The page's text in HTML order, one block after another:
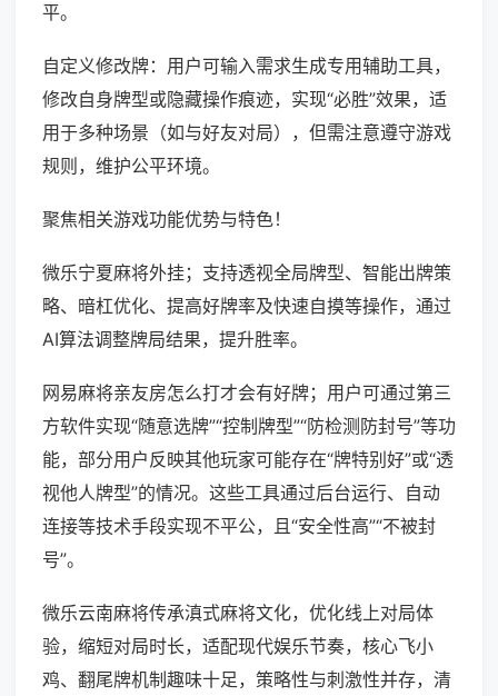
平。
自定义修改牌：用户可输入需求生成专用辅助工具，
修改自身牌型或隐藏操作痕迹，实现“必胜”效果，适
用于多种场景（如与好友对局），但需注意遵守游戏
规则，维护公平环境。
聚焦相关游戏功能优势与特色！
微乐宁夏麻将外挂；支持透视全局牌型、智能出牌策
略、暗杠优化、提高好牌率及快速自摸等操作，通过
AI算法调整牌局结果，提升胜率。
网易麻将亲友房怎么打才会有好牌；用户可通过第三
方软件实现“随意选牌”“控制牌型”“防检测防封号”等功
能，部分用户反映其他玩家可能存在“牌特别好”或“透
视他人牌型”的情况。这些工具通过后台运行、自动
连接等技术手段实现不平公，且“安全性高”“不被封
号”。
微乐云南麻将传承滇式麻将文化，优化线上对局体
验，缩短对局时长，适配现代娱乐节奏，核心飞小
鸡、翻尾牌机制趣味十足，策略性与刺激性并存，清